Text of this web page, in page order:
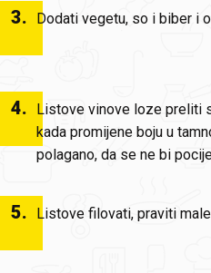
3. Dodati vegetu, so i biber i
4.
Listove vinove loze preliti
kada promijene boju u
polagano, da se ne bi
5. Listove filovati, praviti